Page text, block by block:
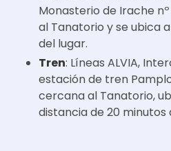
Monasterio de Irache
al Tanatorio y se ubica
del lugar.
Tren: Líneas ALVIA,
estación de tren
cercana al Tanatorio,
distancia de 20 minutos